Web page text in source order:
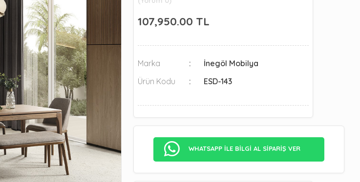
107,950.00 TL
Marka
İnegöl Mobilya
Ürün Kodu
ESD-143
WHATSAPP İLE BİLGİ AL SİPARİŞ VER